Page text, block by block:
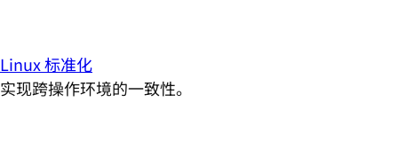
Linux 标准化
实现跨操作环境的一致性。